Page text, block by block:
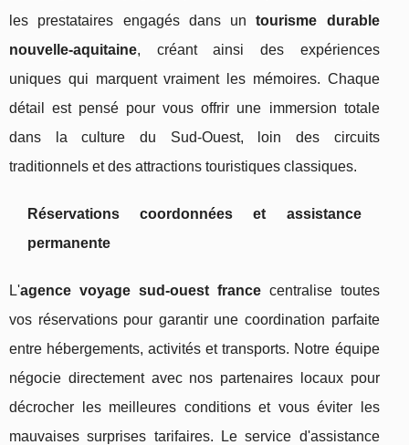
les prestataires engagés dans untourisme durable
nouvelle-aquitaine, créant ainsi des expériences
uniques qui marquent vraiment les mémoires. Chaque
détail est pensé pour vous offrir une immersion totale
dans la culture du Sud-Ouest, loin des circuits
traditionnels et des attractions touristiques classiques.
Réservations coordonnées et assistance
permanente
L'agence voyage sud-ouest francecentralise toutes
vos réservations pour garantir une coordination parfaite
entre hébergements, activités et transports. Notre équipe
négocie directement avec nos partenaires locaux pour
décrocher les meilleures conditions et vous éviter les
mauvaises surprises tarifaires. Le service d'assistance